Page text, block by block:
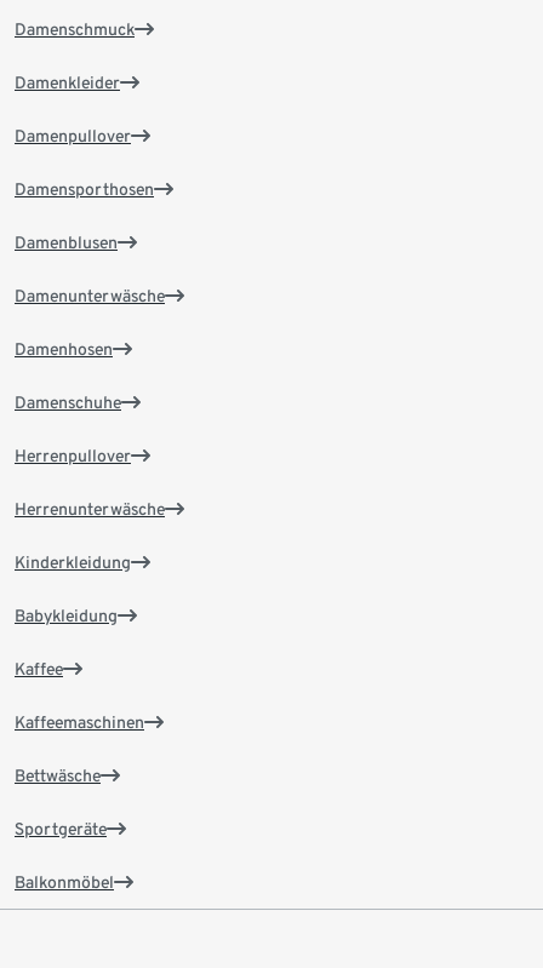
Damenschmuck
Damenkleider
Damenpullover
Damensporthosen
Damenblusen
Damenunterwäsche
Damenhosen
Damenschuhe
Herrenpullover
Herrenunterwäsche
Kinderkleidung
Babykleidung
Kaffee
Kaffeemaschinen
Bettwäsche
Sportgeräte
Balkonmöbel